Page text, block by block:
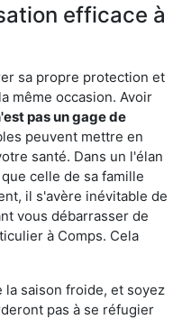
efficace à
sa propre protection et
même occasion. Avoir
pas un gage de
peuvent mettre en
santé. Dans un l'élan
celle de sa famille
il s'avère inévitable de
vous débarrasser de
à Comps. Cela
saison froide, et soyez
pas à se réfugier